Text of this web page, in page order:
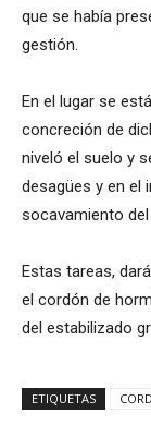
que se había
gestión.
En el lugar se
concreción de
niveló el suelo y
desagües y en el
socavamiento
Estas tareas,
el cordón de
del estabilizado
ETIQUETAS